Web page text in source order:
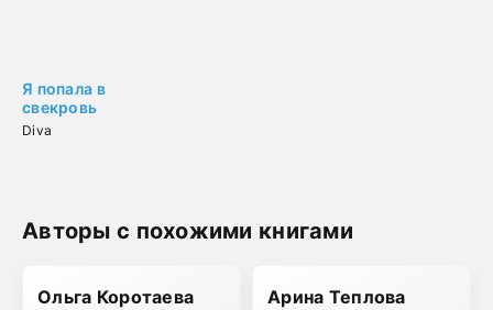
Я попала в
свекровь
Diva
Авторы с похожими книгами
Ольга Коротаева Арина Теплова